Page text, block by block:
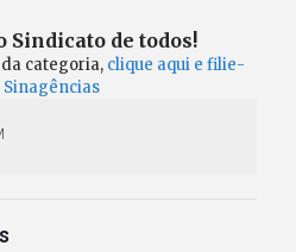
Sindicato de todos!
categoria, clique aqui e filie-
Sinagências